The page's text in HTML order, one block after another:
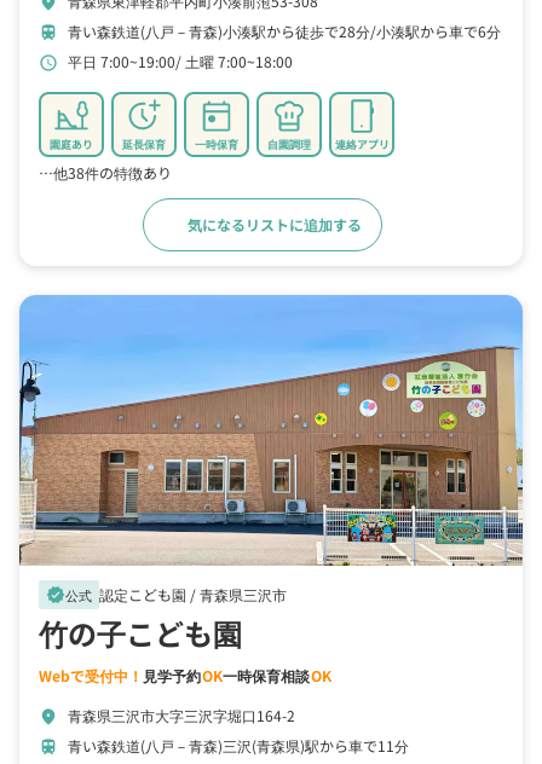
train 青い森鉄道(八戸－青森)小湊駅から徒歩で28分 小湊駅から車で6分
schedule 平日 7:00~19:00 土曜 7:00~18:00
園庭あり 延長保育 一時保育 自園調理 連絡アプリ
…他38件の特徴あり
気になるリストに追加する
verified公式 認定こども園 /青森県三沢市
竹の子こども園
Webで受付中！ 見学予約OK一時保育相談OK
location_on 青森県三沢市大字三沢字堀口164-2
train 青い森鉄道(八戸－青森)三沢(青森県)駅から車で11分